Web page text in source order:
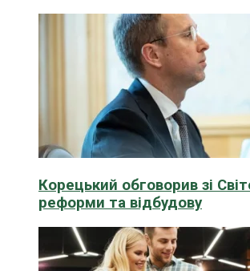
Корецький обговорив зі
реформи та відбудову